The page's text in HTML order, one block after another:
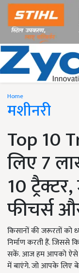
Home
मशीनरी
Top 10
लिए 7
10
फीचर्स
किसानों की जरूरतों को
निर्माण करती हैं. जिससे
सकें. आज हम आपको ऐसे
में बाएंगे. जो आपके लिए